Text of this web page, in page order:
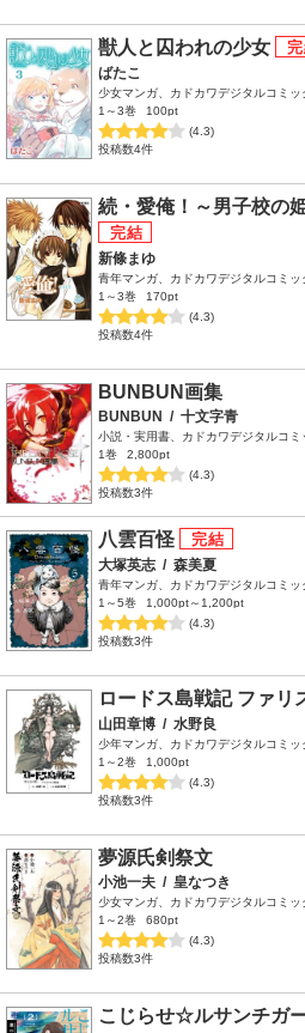
獣人と囚われの少女
ばたこ
少女マンガ、カドカワデジタルコミッ
1～3巻
100pt
(4.3)
投稿数4件
続・愛俺！～男子校の
新條まゆ
青年マンガ、カドカワデジタルコミッ
1～3巻
170pt
(4.3)
投稿数4件
BUNBUN画集
BUNBUN / 十文字青
小説・実用書、カドカワデジタルコミ
1巻
2,800pt
(4.3)
投稿数3件
八雲百怪
大塚英志 / 森美夏
青年マンガ、カドカワデジタルコミッ
1～5巻
1,000pt～1,200pt
(4.3)
投稿数3件
ロードス島戦記 ファリ
山田章博 / 水野良
少年マンガ、カドカワデジタルコミッ
1～2巻
1,000pt
(4.3)
投稿数3件
夢源氏剣祭文
小池一夫 / 皇なつき
少女マンガ、カドカワデジタルコミッ
1～2巻
680pt
(4.3)
投稿数3件
こじらせ☆ルサンチガ